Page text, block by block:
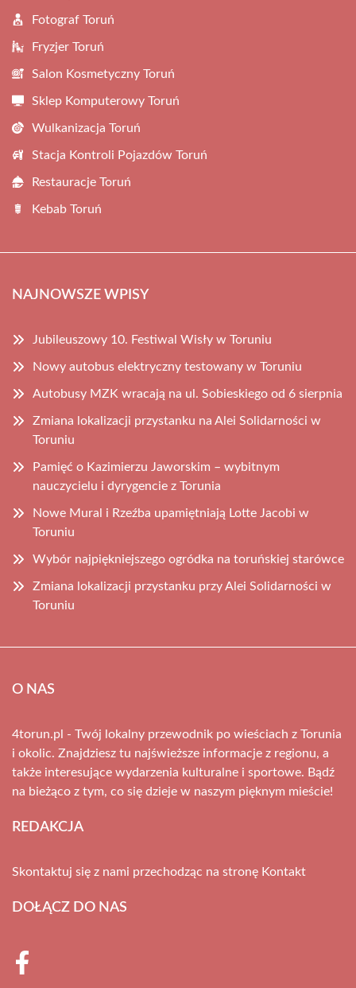
Fotograf Toruń
Fryzjer Toruń
Salon Kosmetyczny Toruń
Sklep Komputerowy Toruń
Wulkanizacja Toruń
Stacja Kontroli Pojazdów Toruń
Restauracje Toruń
Kebab Toruń
NAJNOWSZE WPISY
Jubileuszowy 10. Festiwal Wisły w Toruniu
Nowy autobus elektryczny testowany w Toruniu
Autobusy MZK wracają na ul. Sobieskiego od 6 sierpnia
Zmiana lokalizacji przystanku na Alei Solidarności w
Toruniu
Pamięć o Kazimierzu Jaworskim – wybitnym
nauczycielu i dyrygencie z Torunia
Nowe Mural i Rzeźba upamiętniają Lotte Jacobi w
Toruniu
Wybór najpiękniejszego ogródka na toruńskiej starówce
Zmiana lokalizacji przystanku przy Alei Solidarności w
Toruniu
O NAS
4torun.pl - Twój lokalny przewodnik po wieściach z Torunia
i okolic. Znajdziesz tu najświeższe informacje z regionu, a
także interesujące wydarzenia kulturalne i sportowe. Bądź
na bieżąco z tym, co się dzieje w naszym pięknym mieście!
REDAKCJA
Skontaktuj się z nami przechodząc na stronę Kontakt
DOŁĄCZ DO NAS